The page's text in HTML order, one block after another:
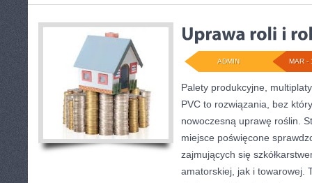
MAR -
ADMIN
Palety produkcyjne,
PVC to rozwiązania, bez
nowoczesną uprawę roślin.
miejsce poświęcone
zajmujących się
amatorskiej, jak i towarowej.